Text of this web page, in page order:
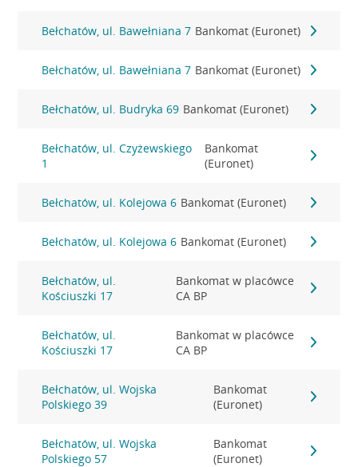
Bełchatów, ul. Bawełniana 7 Bankomat (Euronet)
Bełchatów, ul. Bawełniana 7 Bankomat (Euronet)
Bełchatów, ul. Budryka 69 Bankomat (Euronet)
Bełchatów, ul. Czyżewskiego
1
Bankomat
(Euronet)
Bełchatów, ul. Kolejowa 6 Bankomat (Euronet)
Bełchatów, ul. Kolejowa 6 Bankomat (Euronet)
Bełchatów, ul.
Kościuszki 17
Bankomat w placówce
CA BP
Bełchatów, ul.
Kościuszki 17
Bankomat w placówce
CA BP
Bełchatów, ul. Wojska
Polskiego 39
Bankomat
(Euronet)
Bełchatów, ul. Wojska
Polskiego 57
Bankomat
(Euronet)